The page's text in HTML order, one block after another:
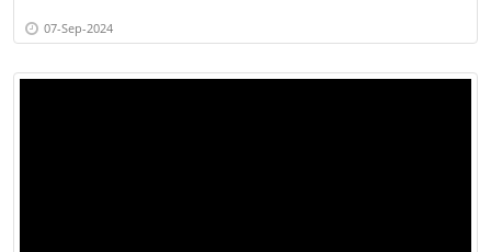
07-Sep-2024